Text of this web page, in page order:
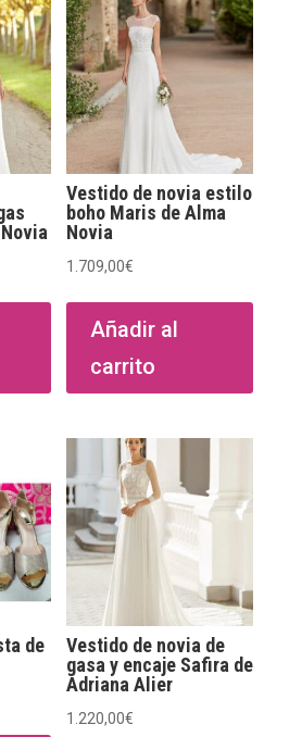
Vestido de novia estilo
boho Maris de Alma
Novia
1.709,00€
Añadir al
carrito
de
Este
Vestido de novia de
gasa y encaje Safira de
Adriana Alier
1.220,00€